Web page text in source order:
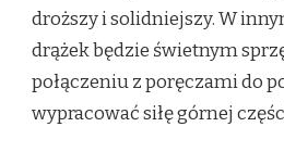
droższy i solidniejszy. W
drążek będzie świetnym
połączeniu z poręczami do
wypracować siłę górnej